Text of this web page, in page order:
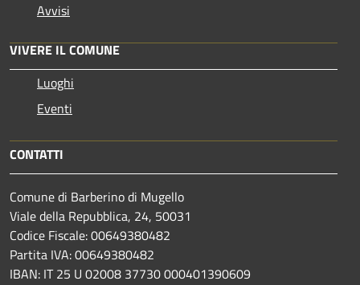
Avvisi
VIVERE IL COMUNE
Luoghi
Eventi
CONTATTI
Comune di Barberino di Mugello
Viale della Repubblica, 24, 50031
Codice Fiscale: 00649380482
Partita IVA: 00649380482
IBAN: IT 25 U 02008 37730 000401390609